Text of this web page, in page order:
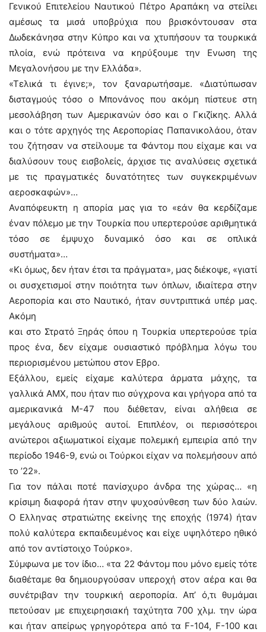
Γενικού Επιτελείου Ναυτικού Πέτρο Αραπάκη να στείλει
αμέσως τα μισά υποβρύχια που βρισκόντουσαν στα
Δωδεκάνησα στην Κύπρο και να χτυπήσουν τα τουρκικά
πλοία, ενώ πρότεινα να κηρύξουμε την Ενωση της
Μεγαλονήσου με την Ελλάδα».
«Τελικά τι έγινε;», τον ξαναρωτήσαμε. «Διατύπωσαν
δισταγμούς τόσο ο Μπονάνος που ακόμη πίστευε στη
μεσολάβηση των Αμερικανών όσο και ο Γκιζίκης. Αλλά
και ο τότε αρχηγός της Αεροπορίας Παπανικολάου, όταν
του ζήτησαν να στείλουμε τα Φάντομ που είχαμε και να
διαλύσουν τους εισβολείς, άρχισε τις αναλύσεις σχετικά
με τις πραγματικές δυνατότητες των συγκεκριμένων
αεροσκαφών»…
Αναπόφευκτη η απορία μας για το «εάν θα κερδίζαμε
έναν πόλεμο με την Τουρκία που υπερτερούσε αριθμητικά
τόσο σε έμψυχο δυναμικό όσο και σε οπλικά
συστήματα»…
«Κι όμως, δεν ήταν έτσι τα πράγματα», μας διέκοψε, «γιατί
οι συσχετισμοί στην ποιότητα των όπλων, ιδιαίτερα στην
Αεροπορία και στο Ναυτικό, ήταν συντριπτικά υπέρ μας.
Ακόμη
και στο Στρατό Ξηράς όπου η Τουρκία υπερτερούσε τρία
προς ένα, δεν είχαμε ουσιαστικό πρόβλημα λόγω του
περιορισμένου μετώπου στον Εβρο.
Εξάλλου, εμείς είχαμε καλύτερα άρματα μάχης, τα
γαλλικά ΑΜΧ, που ήταν πιο σύγχρονα και γρήγορα από τα
αμερικανικά Μ-47 που διέθεταν, είναι αλήθεια σε
μεγάλους αριθμούς αυτοί. Επιπλέον, οι περισσότεροι
ανώτεροι αξιωματικοί είχαμε πολεμική εμπειρία από την
περίοδο 1946-9, ενώ οι Τούρκοι είχαν να πολεμήσουν από
το ’22».
Για τον πάλαι ποτέ πανίσχυρο άνδρα της χώρας… «η
κρίσιμη διαφορά ήταν στην ψυχοσύνθεση των δύο λαών.
Ο Ελληνας στρατιώτης εκείνης της εποχής (1974) ήταν
πολύ καλύτερα εκπαιδευμένος και είχε υψηλότερο ηθικό
από τον αντίστοιχο Τούρκο».
Σύμφωνα με τον ίδιο… «τα 22 Φάντομ που μόνο εμείς τότε
διαθέταμε θα δημιουργούσαν υπεροχή στον αέρα και θα
συνέτριβαν την τουρκική αεροπορία. Απ’ ό,τι θυμάμαι
πετούσαν με επιχειρησιακή ταχύτητα 700 χλμ. την ώρα
και ήταν απείρως γρηγορότερα από τα F-104, F-100 και